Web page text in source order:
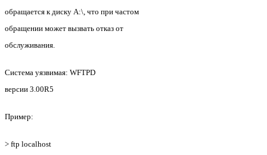
обращается к диску А:\, что при частом
обращении может вызвать отказ от
обслуживания.
Система уязвимая: WFTPD
версии 3.00R5
Пример:
> ftp localhost